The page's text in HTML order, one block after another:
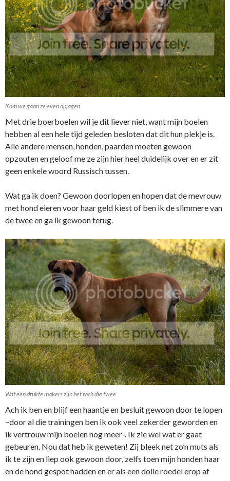
Kom we gaan ze even opjagen
Met drie boerboelen wil je dit liever niet, want mijn boelen
hebben al een hele tijd geleden besloten dat dit hun plekje is.
Alle andere mensen, honden, paarden moeten gewoon
opzouten en geloof me ze zijn hier heel duidelijk over en er zit
geen enkele woord Russisch tussen.
Wat ga ik doen? Gewoon doorlopen en hopen dat de mevrouw
met hond eieren voor haar geld kiest of ben ik de slimmere van
de twee en ga ik gewoon terug.
Wat een drukte makers zijn het toch die twee
Ach ik ben en blijf een haantje en besluit gewoon door te lopen
–door al die trainingen ben ik ook veel zekerder geworden en
ik vertrouw mijn boelen nog meer-. Ik zie wel wat er gaat
gebeuren. Nou dat heb ik geweten! Zij bleek net zo’n muts als
ik te zijn en liep ook gewoon door, zelfs toen mijn honden haar
en de hond gespot hadden en er als een dolle roedel erop af